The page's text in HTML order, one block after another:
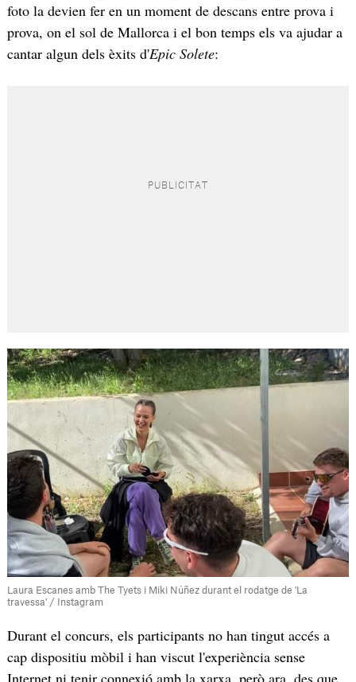
foto la devien fer en un moment de descans entre prova i
prova, on el sol de Mallorca i el bon temps els va ajudar a
cantar algun dels èxits d'Epic Solete:
Laura Escanes amb The Tyets i Miki Núñez durant el rodatge de 'La
travessa' / Instagram
Durant el concurs, els participants no han tingut accés a
cap dispositiu mòbil i han viscut l'experiència sense
Internet ni tenir connexió amb la xarxa, però ara, des que